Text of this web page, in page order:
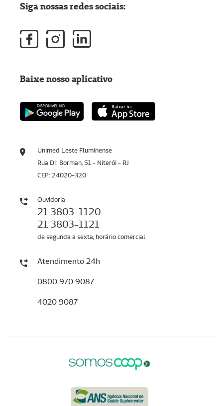
Unimed Leste Fluminense
Rua Dr. Borman, 51 - Niterói - RJ
CEP: 24020-320
Ouvidoria
21 3803-1120
21 3803-1121
de segunda a sexta, horário comercial
Atendimento 24h
0800 970 9087
4020 9087
Siga nossas redes sociais:
Baixe nosso aplicativo